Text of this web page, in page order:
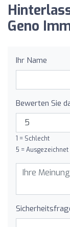
Geno
Ihr Name
Bewerten Sie
1 = Schlecht
5 = Ausgezeichnet